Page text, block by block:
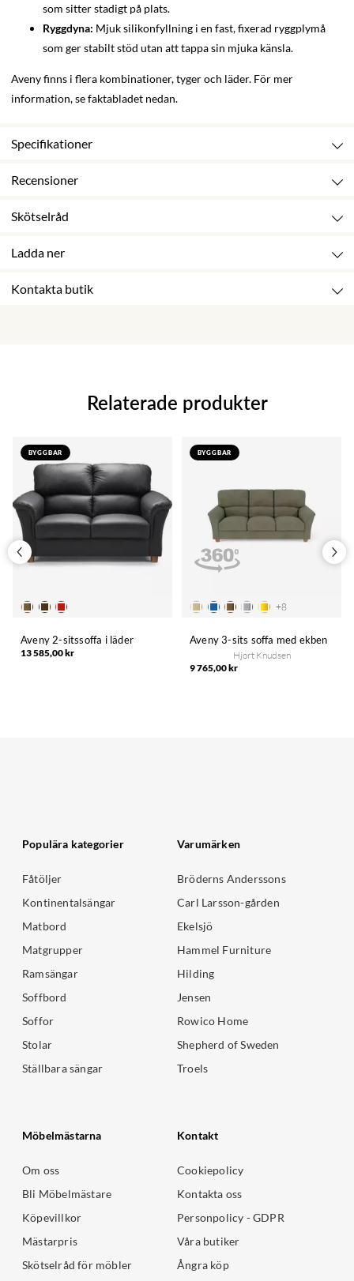
som sitter stadigt på plats.
Ryggdyna: Mjuk silikonfyllning i en fast, fixerad ryggplymå
som ger stabilt stöd utan att tappa sin mjuka känsla.
Aveny finns i flera kombinationer, tyger och läder. För mer
information, se faktabladet nedan.
Specifikationer
Recensioner
Skötselråd
Ladda ner
Kontakta butik
Relaterade produkter
BYGGBAR
Aveny 2-sitssoffa i läder
13 585,00 kr
BYGGBAR
+8
Aveny 3-sits soffa med ekben
Hjort Knudsen
9 765,00 kr
Populära kategorier
Fåtöljer
Kontinentalsängar
Matbord
Matgrupper
Ramsängar
Soffbord
Soffor
Stolar
Ställbara sängar
Varumärken
Bröderns Anderssons
Carl Larsson-gården
Ekelsjö
Hammel Furniture
Hilding
Jensen
Rowico Home
Shepherd of Sweden
Troels
Möbelmästarna
Om oss
Bli Möbelmästare
Köpevillkor
Mästarpris
Skötselråd för möbler
Kontakt
Cookiepolicy
Kontakta oss
Personpolicy - GDPR
Våra butiker
Ångra köp